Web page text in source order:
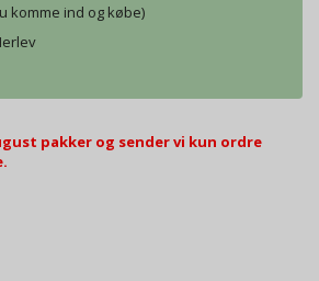
komme ind og købe)
pakker og sender vi kun ordre